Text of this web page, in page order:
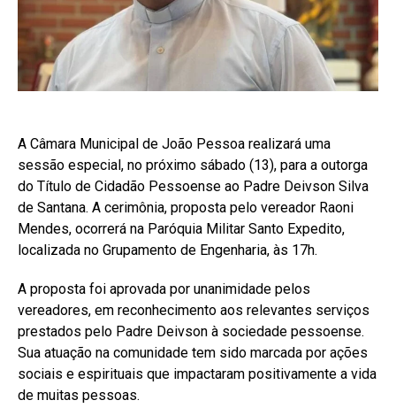
A Câmara Municipal de João Pessoa realizará uma
sessão especial, no próximo sábado (13), para a outorga
do Título de Cidadão Pessoense ao Padre Deivson Silva
de Santana. A cerimônia, proposta pelo vereador Raoni
Mendes, ocorrerá na Paróquia Militar Santo Expedito,
localizada no Grupamento de Engenharia, às 17h.
A proposta foi aprovada por unanimidade pelos
vereadores, em reconhecimento aos relevantes serviços
prestados pelo Padre Deivson à sociedade pessoense.
Sua atuação na comunidade tem sido marcada por ações
sociais e espirituais que impactaram positivamente a vida
de muitas pessoas.